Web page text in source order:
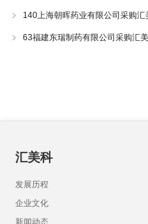
140上海朝晖药业有限公司采购
63福建东瑞制药有限公司采购汇
汇美科
发展历程
企业文化
新闻动态